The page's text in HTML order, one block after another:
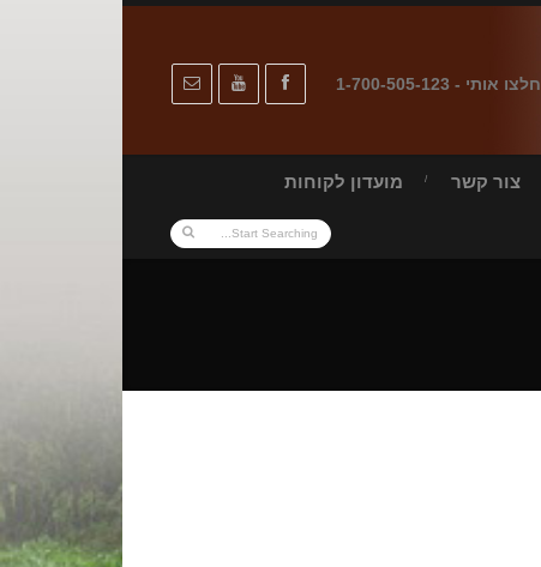
חלצו אותי - 1-700-505-123
צור קשר מועדון לקוחות